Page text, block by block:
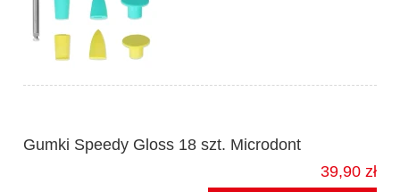
Gumki Speedy Gloss 18 szt. Microdont
39,90 zł